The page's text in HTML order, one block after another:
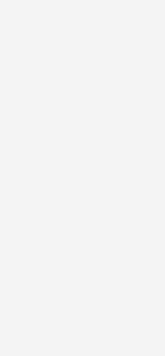
Emission: 114
Emission: 126
Emission: 127